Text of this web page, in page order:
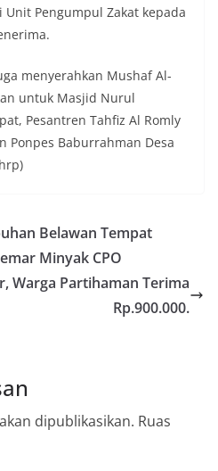
Pengumpul Zakat kepada
menyerahkan Mushaf Al-
untuk Masjid Nurul
Pesantren Tahfiz Al Romly
Ponpes Baburrahman Desa
Belawan Tempat
Minyak CPO
Warga Partihaman Terima
Rp.900.000.
dipublikasikan. Ruas